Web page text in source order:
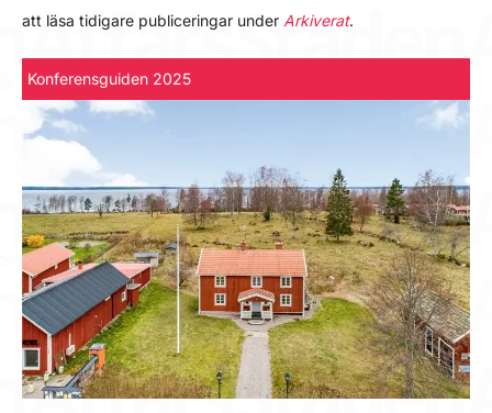
att läsa tidigare publiceringar under Arkiverat.
Konferensguiden 2025